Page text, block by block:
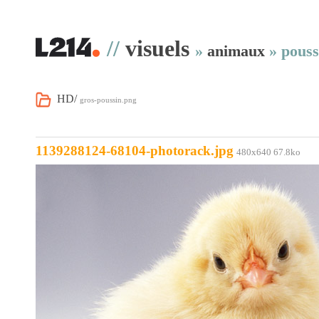
// visuels » animaux »
HD/ gros-poussin.png
1139288124-68104-photorack.jpg 480x640 67.8ko